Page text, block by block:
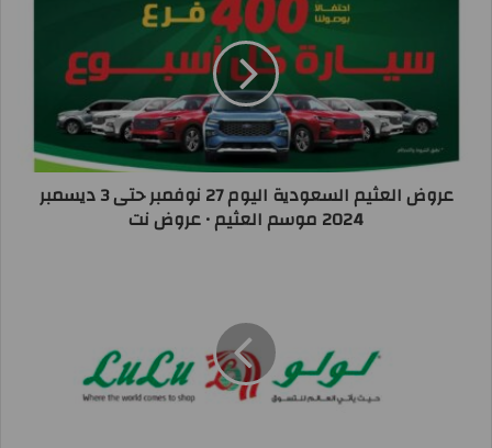
عروض العثيم السعودية اليوم 27 نوفمبر حتى 3 ديسمبر
2024 موسم العثيم • عروض نت